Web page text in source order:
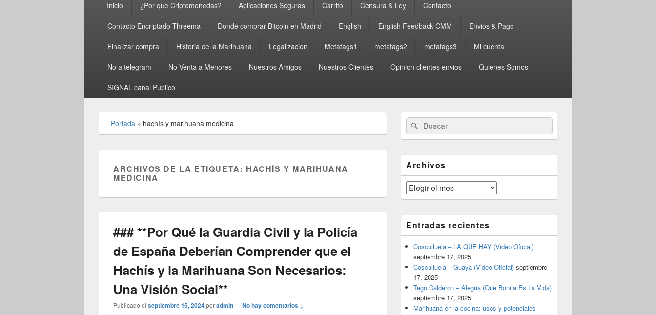
principalInicio ¿Por que Criptomonedas? Aplicaciones Seguras Carrito Censura & Ley Contacto
Contacto Encriptado Threema Donde comprar Bitcoin en Madrid English English Feedback CMM Envios & Pago
Finalizar compra Historia de la Marihuana Legalizacion Metatags1 metatags2 metatags3 Mi cuenta
No a telegram No Venta a Menores Nuestros Amigos Nuestros Clientes Opinion clientes envios Quienes Somos
SIGNAL canal Publico
Portada » hachís y marihuana medicina
ARCHIVOS DE LA ETIQUETA: HACHÍS Y MARIHUANA
MEDICINA
### **Por Qué la Guardia Civil y la Policía
de España Deberían Comprender que el
Hachís y la Marihuana Son Necesarios:
Una Visión Social**
Publicado el septiembre 15, 2024poradmin—No hay comentarios ↓
área
de
widget
lateral
primaria
Buscar
por:
Buscar
Archivos
Archivos
Entradas recientes
Cosculluela – LA QUE HAY (Video Oficial)
septiembre 17, 2025
Cosculluela – Guaya (Video Oficial) septiembre
17, 2025
Tego Calderon – Alegria (Que Bonita Es La Vida)
septiembre 17, 2025
Marihuana en la cocina: usos y potenciales